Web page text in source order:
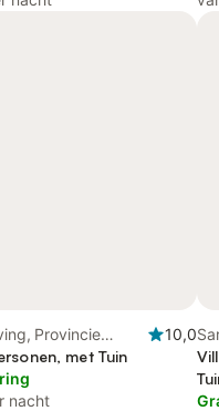
Provincie
10,0
met Tuin
nacht